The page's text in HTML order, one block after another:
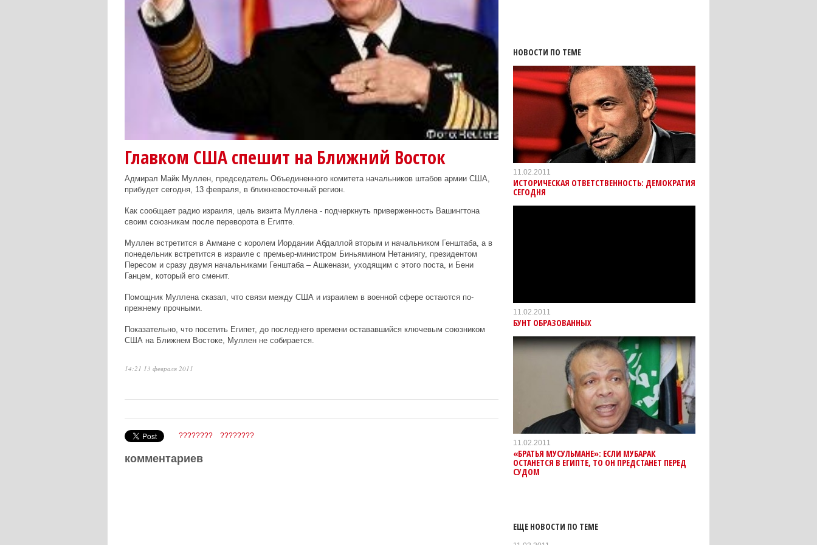
Главком США спешит на Ближний Восток
Адмирал Майк Муллен, председатель Объединенного комитета начальников штабов армии США,
прибудет сегодня, 13 февраля, в ближневосточный регион.
Как сообщает радио израиля, цель визита Муллена - подчеркнуть приверженность Вашингтона
своим союзникам после переворота в Египте.
Муллен встретится в Аммане с королем Иордании Абдаллой вторым и начальником Генштаба, а в
понедельник встретится в израиле с премьер-министром Биньямином Нетаниягу, президентом
Пересом и сразу двумя начальниками Генштаба – Ашкенази, уходящим с этого поста, и Бени
Ганцем, который его сменит.
Помощник Муллена сказал, что связи между США и израилем в военной сфере остаются по-
прежнему прочными.
Показательно, что посетить Египет, до последнего времени остававшийся ключевым союзником
США на Ближнем Востоке, Муллен не собирается.
14:21 13 февраля 2011
???????? ????????
комментариев
НОВОСТИ ПО ТЕМЕ
11.02.2011
ИСТОРИЧЕСКАЯ ОТВЕТСТВЕННОСТЬ: ДЕМОКРАТИЯ
СЕГОДНЯ
11.02.2011
БУНТ ОБРАЗОВАННЫХ
11.02.2011
«БРАТЬЯ МУСУЛЬМАНЕ»: ЕСЛИ МУБАРАК
ОСТАНЕТСЯ В ЕГИПТЕ, ТО ОН ПРЕДСТАНЕТ ПЕРЕД
СУДОМ
ЕЩЕ НОВОСТИ ПО ТЕМЕ